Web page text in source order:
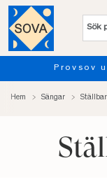
Provsov
Hem Sängar